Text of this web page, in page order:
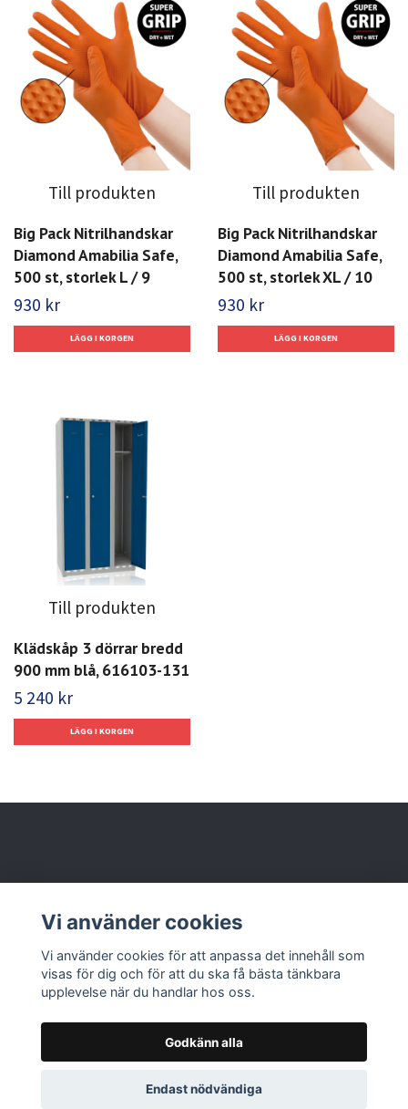
Till produkten
Big Pack Nitrilhandskar
Diamond Amabilia Safe,
500 st, storlek L / 9
930 kr
Till produkten
Big Pack Nitrilhandskar
Diamond Amabilia Safe,
500 st, storlek XL / 10
930 kr
Till produkten
Klädskåp 3 dörrar bredd
900 mm blå, 616103-131
5 240 kr
Läs mer
© 2026 Nolbox AB
Vi använder cookies
Vi använder cookies för att anpassa det innehåll som
visas för dig och för att du ska få bästa tänkbara
upplevelse när du handlar hos oss.
Godkänn alla
Endast nödvändiga